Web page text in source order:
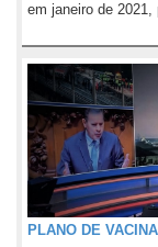
em janeiro de 2021,
PLANO DE